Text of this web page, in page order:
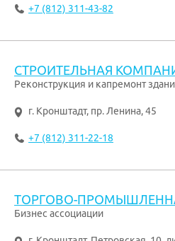
+7 (812) 311-43-82
СТРОИТЕЛЬНАЯ
Реконструкция и капремонт
г. Кронштадт, пр. Ленина, 45
+7 (812) 311-22-18
ТОРГОВО-
Бизнес ассоциации